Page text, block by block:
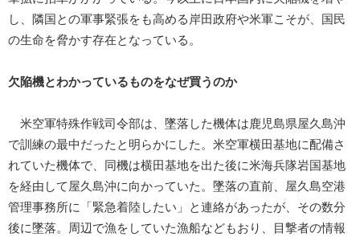
し、隣国との軍事緊張をも高める岸田政府や米軍こそが、国民
の生命を脅かす存在となっている。
欠陥機とわかっているものをなぜ買うのか
米空軍特殊作戦司令部は、墜落した機体は鹿児島県屋久島沖
で訓練の最中だったと明らかにした。米空軍横田基地に配備さ
れていた機体で、同機は横田基地を出た後に米海兵隊岩国基地
を経由して屋久島沖に向かっていた。墜落の直前、屋久島空港
管理事務所に「緊急着陸したい」と連絡があったが、その数分
後に墜落。周辺で漁をしていた漁船などもおり、目撃者の情報